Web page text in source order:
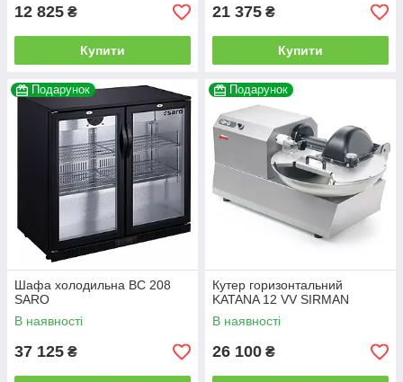
12 825 ₴
Купити
21 375 ₴
Купити
Подарунок
Шафа холодильна BC 208
SARO
В наявності
37 125 ₴
Подарунок
Кутер горизонтальний
KATANA 12 VV SIRMAN
В наявності
26 100 ₴